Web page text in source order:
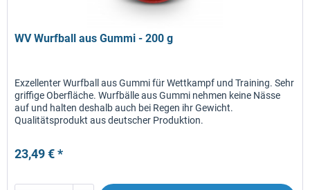
WV Wurfball aus Gummi - 200 g
Exzellenter Wurfball aus Gummi für Wettkampf und Training. Sehr
griffige Oberfläche. Wurfbälle aus Gummi nehmen keine Nässe
auf und halten deshalb auch bei Regen ihr Gewicht.
Qualitätsprodukt aus deutscher Produktion.
23,49 € *